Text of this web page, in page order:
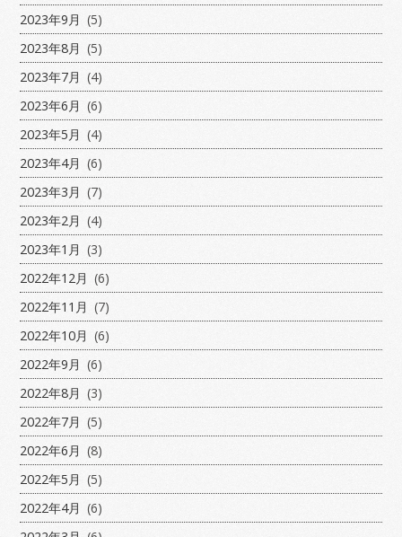
2023年9月 (5)
2023年8月 (5)
2023年7月 (4)
2023年6月 (6)
2023年5月 (4)
2023年4月 (6)
2023年3月 (7)
2023年2月 (4)
2023年1月 (3)
2022年12月 (6)
2022年11月 (7)
2022年10月 (6)
2022年9月 (6)
2022年8月 (3)
2022年7月 (5)
2022年6月 (8)
2022年5月 (5)
2022年4月 (6)